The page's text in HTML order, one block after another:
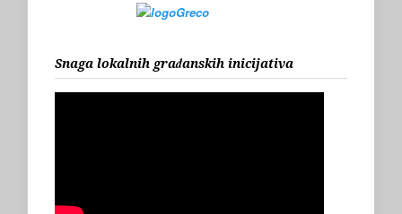
Snaga lokalnih građanskih inicijativa